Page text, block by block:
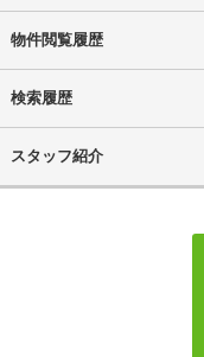
物件閲覧履歴
検索履歴
スタッフ紹介